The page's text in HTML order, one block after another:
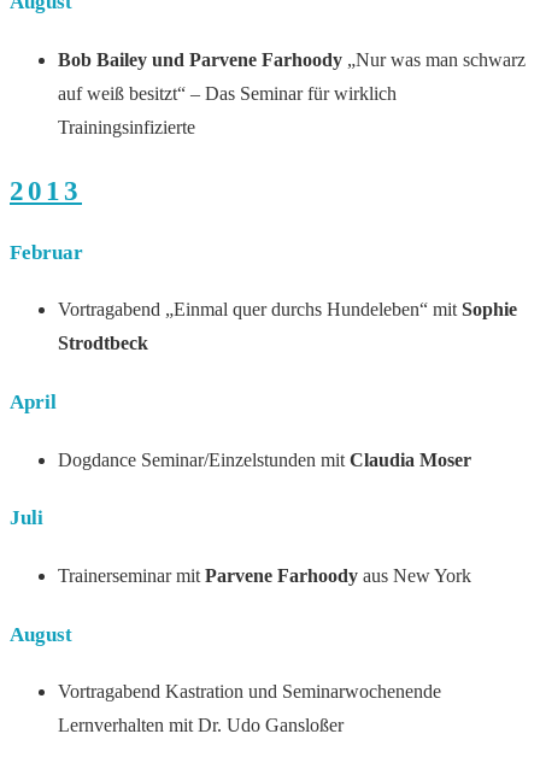
Bob Bailey und Parvene Farhoody „Nur was man schwarz
auf weiß besitzt“ – Das Seminar für wirklich
Trainingsinfizierte
2013
Februar
Vortragabend „Einmal quer durchs Hundeleben“ mitSophie
Strodtbeck
April
Dogdance Seminar/Einzelstunden mit Claudia Moser
Juli
Trainerseminar mit Parvene Farhoody aus New York
August
Vortragabend Kastration und Seminarwochenende
Lernverhalten mit Dr. Udo Gansloßer